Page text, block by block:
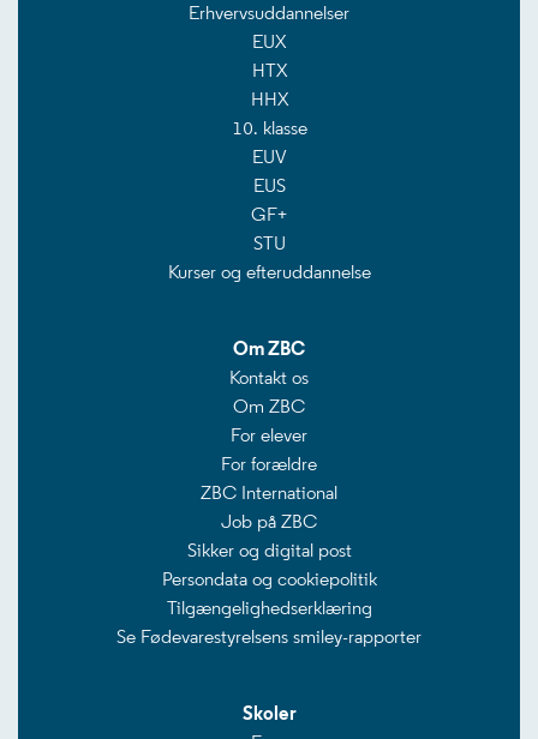
Erhvervsuddannelser
EUX
HTX
HHX
10. klasse
EUV
EUS
GF+
STU
Kurser og efteruddannelse
Om ZBC
Kontakt os
Om ZBC
For elever
For forældre
ZBC International
Job på ZBC
Sikker og digital post
Persondata og cookiepolitik
Tilgængelighedserklæring
Se Fødevarestyrelsens smiley-rapporter
Skoler